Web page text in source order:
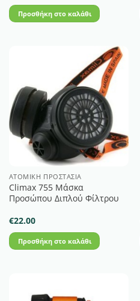
Προσθήκη στο καλάθι
ΑΤΟΜΙΚΉ ΠΡΟΣΤΑΣΊΑ
Climax 755 Μάσκα
Προσώπου Διπλού Φίλτρου
€22.00
Προσθήκη στο καλάθι